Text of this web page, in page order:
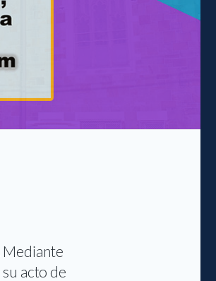
Mediante
acto de